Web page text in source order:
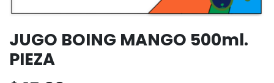
JUGO BOING MANGO 500ml.
PIEZA